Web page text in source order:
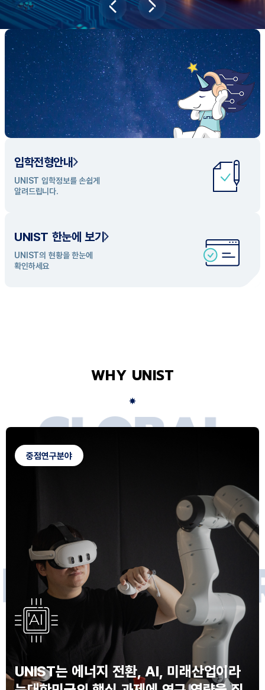
새내기학부에서
전공탐색 프로그램을 통해 나에게 맞는 최
적의 전공을 찾아보세요.
전공탐색 가이드 바로가기
UNIST 학과 소개
UNIST의 개성있는 학과들을
탐색해 보세요
입학전형안내
UNIST 입학정보를 손쉽게
알려드립니다.
UNIST 한눈에 보기
UNIST의 현황을 한눈에
확인하세요
WHY UNIST
GLOBAL
CA S
R
FU TU RE
NNOVATO
S
중점연구분야
UNIST는 에너지 전환, AI, 미래산업이라